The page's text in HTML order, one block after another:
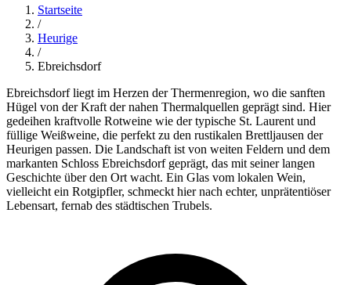
Startseite
/
Heurige
/
Ebreichsdorf
Ebreichsdorf liegt im Herzen der Thermenregion, wo die sanften
Hügel von der Kraft der nahen Thermalquellen geprägt sind. Hier
gedeihen kraftvolle Rotweine wie der typische St. Laurent und
füllige Weißweine, die perfekt zu den rustikalen Brettljausen der
Heurigen passen. Die Landschaft ist von weiten Feldern und dem
markanten Schloss Ebreichsdorf geprägt, das mit seiner langen
Geschichte über den Ort wacht. Ein Glas vom lokalen Wein,
vielleicht ein Rotgipfler, schmeckt hier nach echter, unprätentiöser
Lebensart, fernab des städtischen Trubels.